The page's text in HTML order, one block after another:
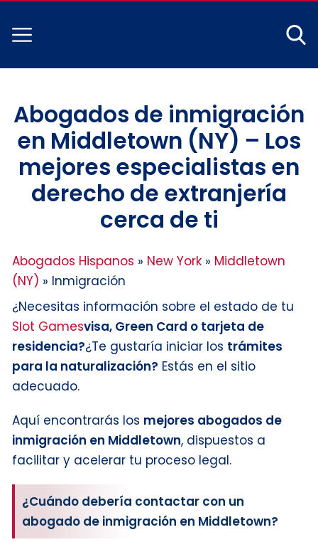
Abogados de inmigración
en Middletown (NY) – Los
mejores especialistas en
derecho de extranjería
cerca de ti
Abogados Hispanos » New York » Middletown
(NY) » Inmigración
¿Necesitas información sobre el estado de tu
Slot Gamesvisa, Green Card o tarjeta de
residencia?¿Te gustaría iniciar los trámites
para la naturalización? Estás en el sitio
adecuado.
Aquí encontrarás los mejores abogados de
inmigración en Middletown, dispuestos a
facilitar y acelerar tu proceso legal.
¿Cuándo debería contactar con un
abogado de inmigración en Middletown?